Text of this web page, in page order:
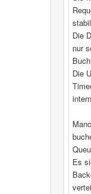
Die
nur
Die
Es